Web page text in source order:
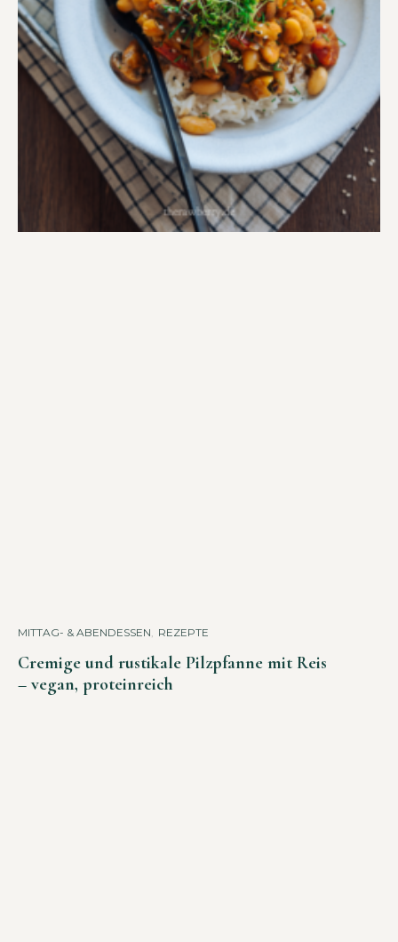
MITTAG- & ABENDESSEN REZEPTE
Cremige und rustikale Pilzpfanne mit Reis
– vegan, proteinreich